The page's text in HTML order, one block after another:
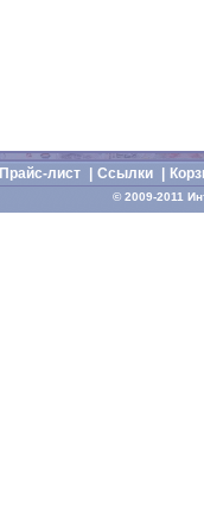
Прайс-лист Cсылки
© 2009-2011